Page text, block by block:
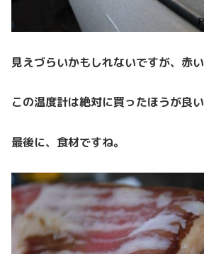
見えづらいかもしれないですが、赤い
この温度計は絶対に買ったほうが良い
最後に、食材ですね。